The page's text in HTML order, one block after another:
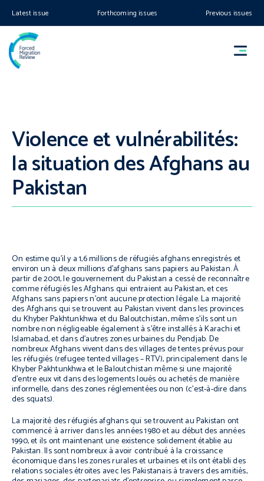
Latest issue Forthcoming issues Previous issues
Violence et vulnérabilités:
la situation des Afghans au
Pakistan
On estime qu’il y a 1,6 millions de réfugiés afghans enregistrés et
environ un à deux millions d’afghans sans papiers au Pakistan. À
partir de 2001, le gouvernement du Pakistan a cessé de reconnaître
comme réfugiés les Afghans qui entraient au Pakistan, et ces
Afghans sans papiers n’ont aucune protection légale. La majorité
des Afghans qui se trouvent au Pakistan vivent dans les provinces
du Khyber Pakhtunkhwa et du Baloutchistan, même s’ils sont un
nombre non négligeable également à s’être installés à Karachi et
Islamabad, et dans d’autres zones urbaines du Pendjab. De
nombreux Afghans vivent dans des villages de tentes prévus pour
les réfugiés (refugee tented villages – RTV), principalement dans le
Khyber Pakhtunkhwa et le Baloutchistan même si une majorité
d’entre eux vit dans des logements loués ou achetés de manière
informelle, dans des zones réglementées ou non (c’est-à-dire dans
des squats).
La majorité des réfugiés afghans qui se trouvent au Pakistan ont
commencé à arriver dans les années 1980 et au début des années
1990, et ils ont maintenant une existence solidement établie au
Pakistan. Ils sont nombreux à avoir contribué à la croissance
économique dans les zones rurales et urbaines et ils ont établi des
relations sociales étroites avec les Pakistanais à travers des amitiés,